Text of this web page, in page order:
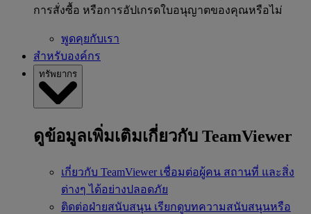
การสั่งซื้อ หรือการอัปเกรดใบอนุญาตของคุณหรือไม่
พูดคุยกับเรา
สำหรับองค์กร
ทรัพยากร
ดูข้อมูลเพิ่มเติมเกี่ยวกับ TeamViewer
เกี่ยวกับ TeamViewer เชื่อมต่อผู้คน สถานที่ และสิ่ง
ต่างๆ ได้อย่างปลอดภัย
ติดต่อฝ่ายสนับสนุน เรียกดูบทความสนับสนุนหรือ